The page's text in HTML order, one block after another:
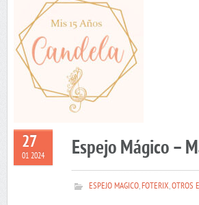
27
01 2024 Espejo Mágico –
ESPEJO MAGICO,FOTERIX,OTROS